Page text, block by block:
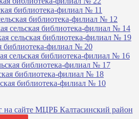
библиотека-филиал № 11
библиотека-филиал № 12
сельская библиотека-филиал № 14
сельская библиотека-филиал № 19
библиотека-филиал № 20
сельская библиотека-филиал № 16
библиотека-филиал № 17
библиотека-филиал № 18
библиотека-филиал № 10